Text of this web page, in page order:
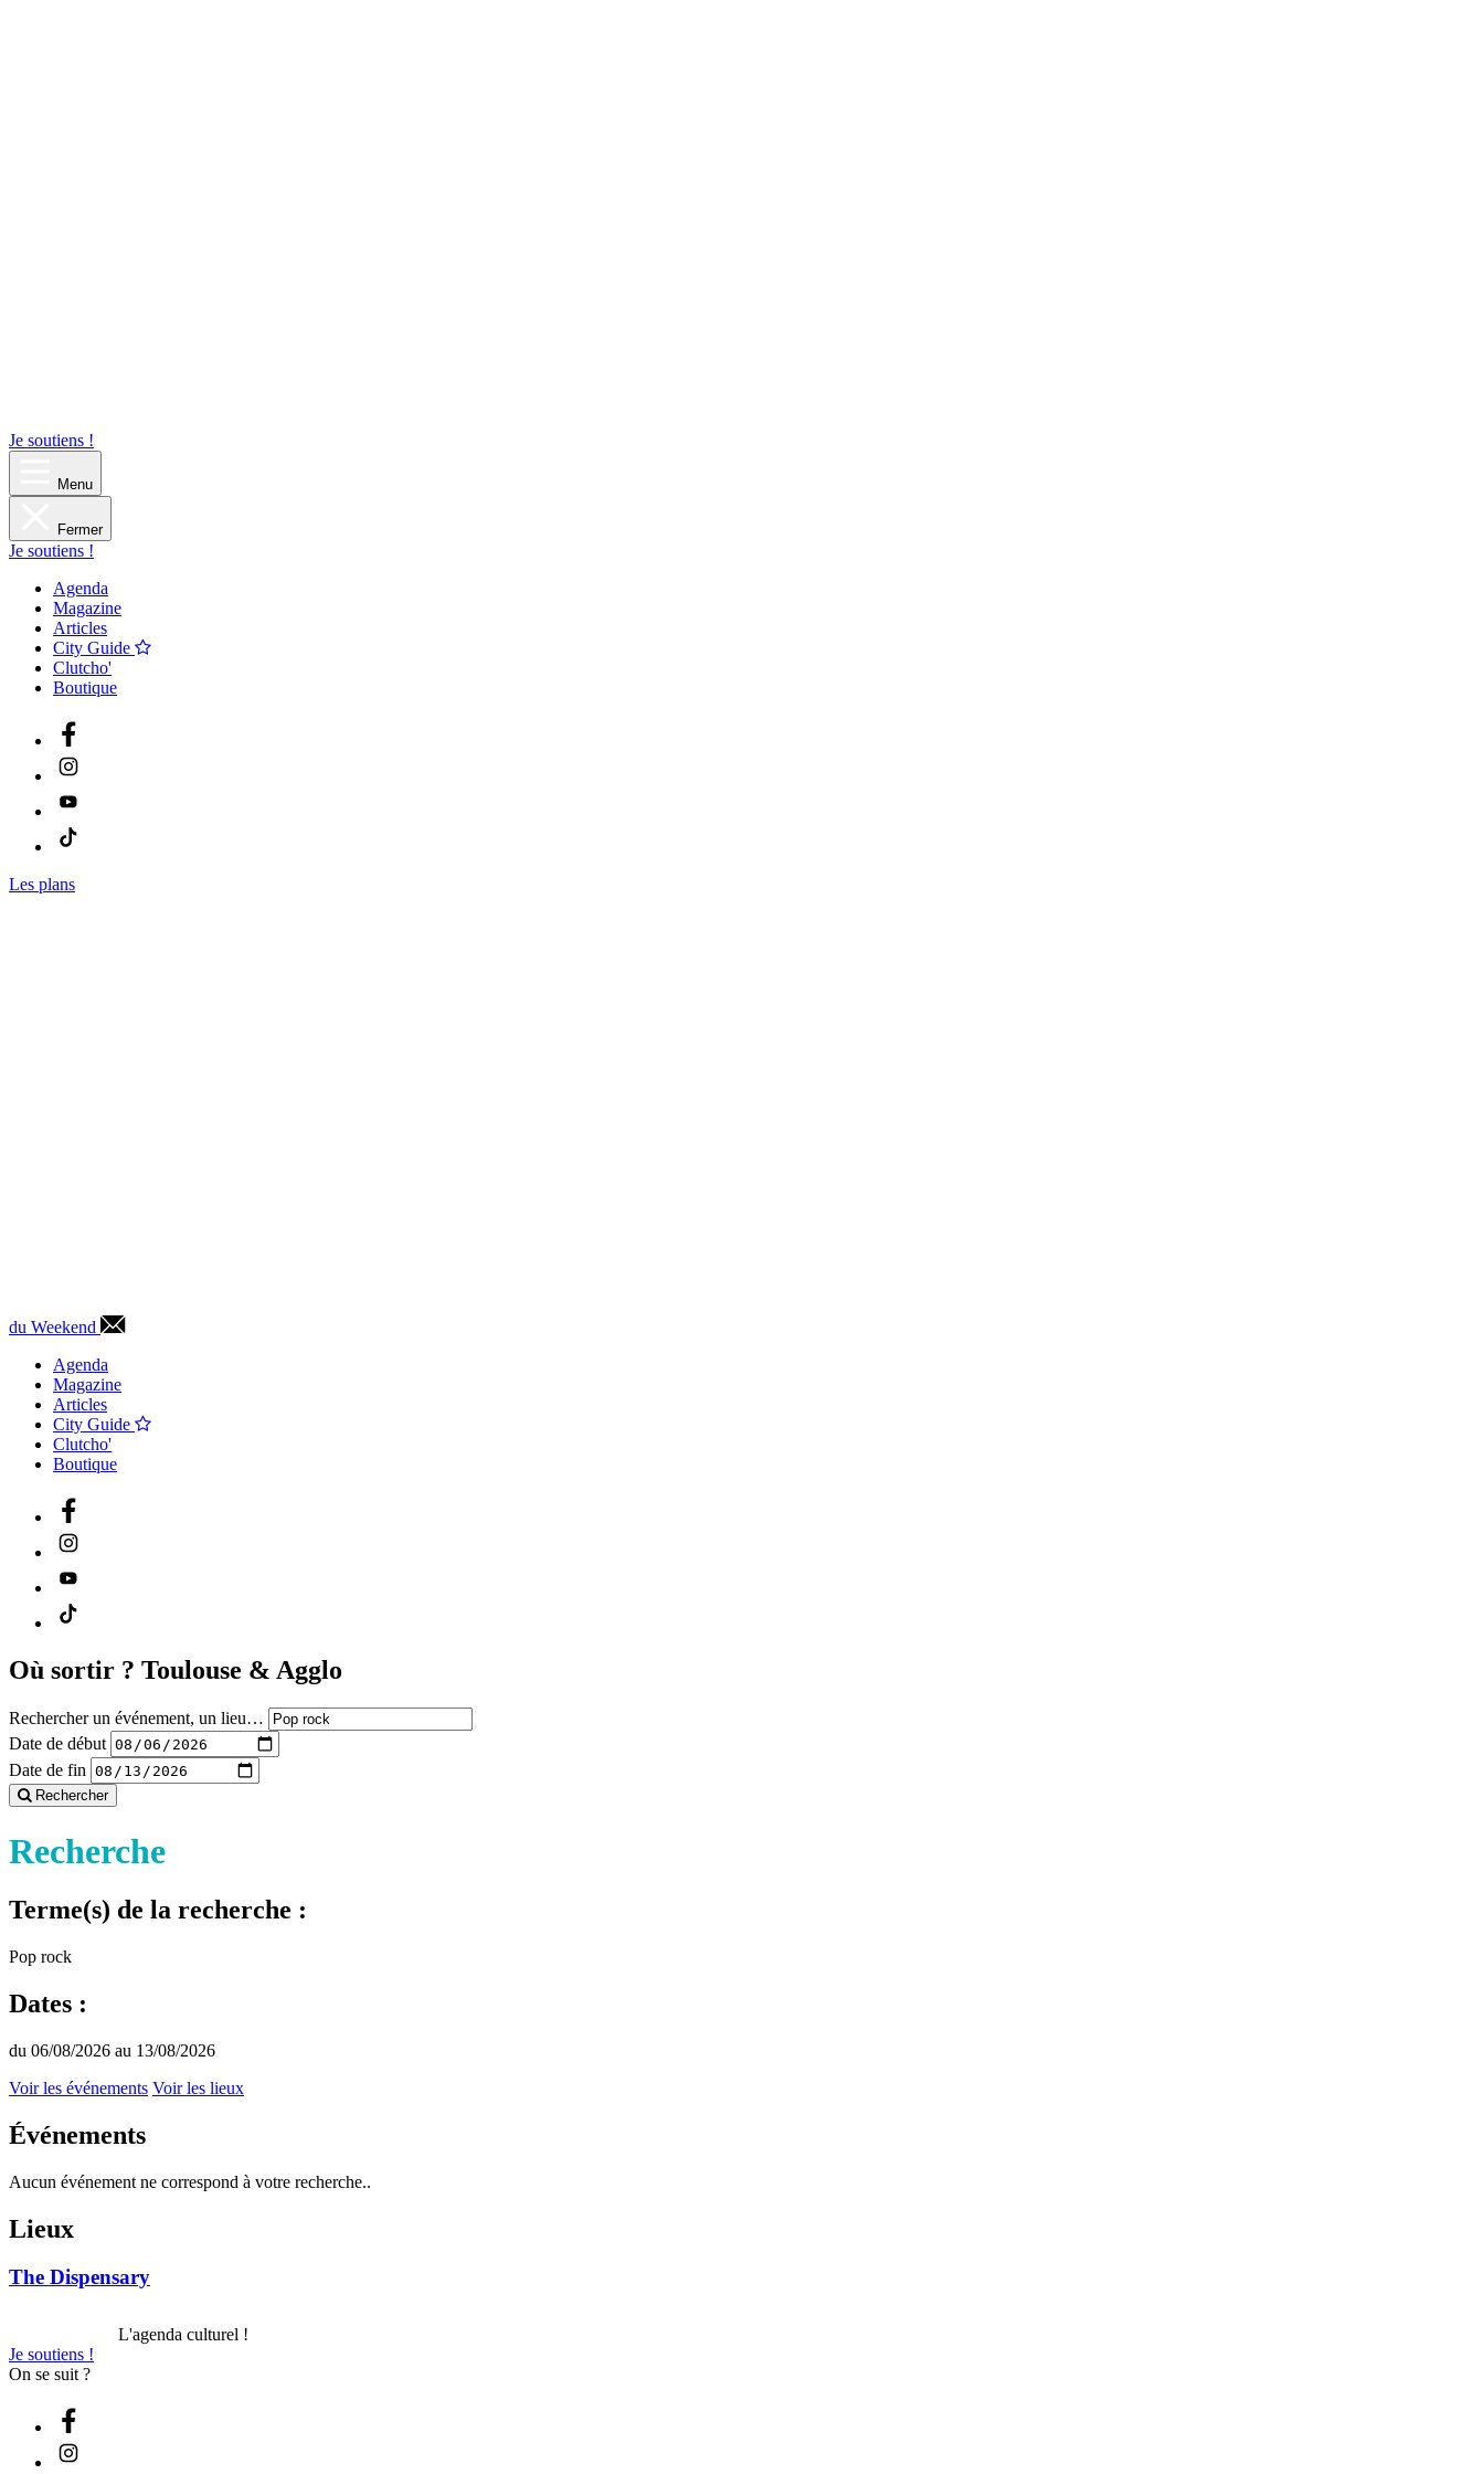
Je soutiens !
Menu
Fermer
Je soutiens !
Agenda
Magazine
Articles
City Guide
Clutcho'
Boutique
Les plans
du Weekend
Agenda
Magazine
Articles
City Guide
Clutcho'
Boutique
Où sortir ? Toulouse & Agglo
Rechercher un événement, un lieu…
Date de début
Date de fin
Rechercher
Recherche
Terme(s) de la recherche :
Pop rock
Dates :
du 06/08/2026 au 13/08/2026
Voir les événements Voir les lieux
Événements
Aucun événement ne correspond à votre recherche..
Lieux
The Dispensary
L'agenda culturel !
Je soutiens !
On se suit ?